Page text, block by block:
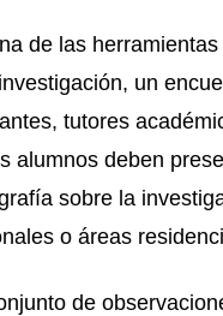
de las
un
tutores
alumnos deben
sobre la
o áreas
de